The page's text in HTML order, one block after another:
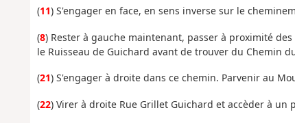
(11) S'engager en face, en sens inverse sur le
(8) Rester à gauche maintenant, passer à proximité
le Ruisseau de Guichard avant de trouver du Chemin
(21) S'engager à droite dans ce chemin. Parvenir au
(22) Virer à droite Rue Grillet Guichard et accèder à un